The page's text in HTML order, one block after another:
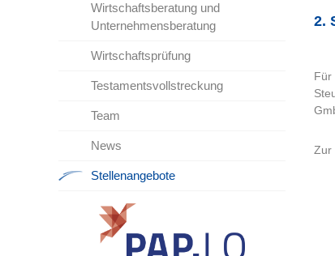
Wirtschaftsberatung und
Unternehmensberatung
Wirtschaftsprüfung
Testamentsvollstreckung
Team
News
Stellenangebote
2.
Für
Zur